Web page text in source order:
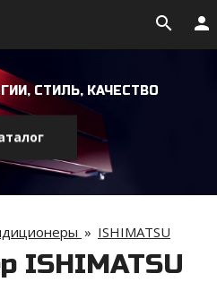
person
search
СТИЛЬ, КАЧЕСТВО
» ISHIMATSU
ISHIMATSU